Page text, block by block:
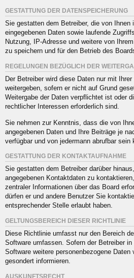
GESTATTUNG DER DATENSPEICHERUNG
Sie gestatten dem Betreiber, die von Ihnen
eingegebenen Daten sowie laufende
Nutzung, IP-Adresse und weitere von
zu speichern und für den Betrieb des
REGELUNGEN BEZÜGLICH DER
Der Betreiber wird diese Daten nur mit
weitergeben, sofern er nicht auf Grund
Weitergabe der Daten verpflichtet ist oder
rechtlicher Interessen erforderlich sind.
Sie nehmen zur Kenntnis, dass die von
angegebenen Daten und Ihre Beiträge je
verfügbar und von jedermann abrufbar sein
GESTATTUNG DER KONTAKTAUFNAHME
Sie gestatten dem Betreiber darüber
angegebenen Kontaktdaten zu
zentraler Informationen über das Board
dürfen er und andere Benutzer Sie
entsprechender Stelle erlaubt haben.
GELTUNGSBEREICH DIESER RICHTLINIE
Diese Richtlinie umfasst nur den Bereich
Software umfassen. Sofern der Betreiber
Software weitere personenbezogene
gesondert informieren.
AUSKUNFTSRECHT